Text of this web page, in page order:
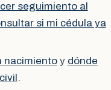
seguimiento al
si mi cédula ya
nacimientoy dónde
.